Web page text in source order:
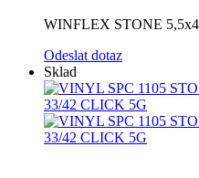
WINFLEX STONE
Odeslat dotaz
Sklad